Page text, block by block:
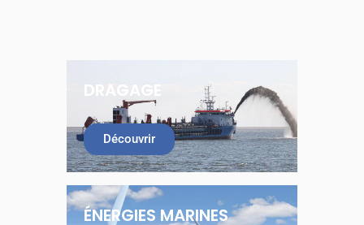
DRAGAGE
Découvrir
ÉNERGIES MARINES